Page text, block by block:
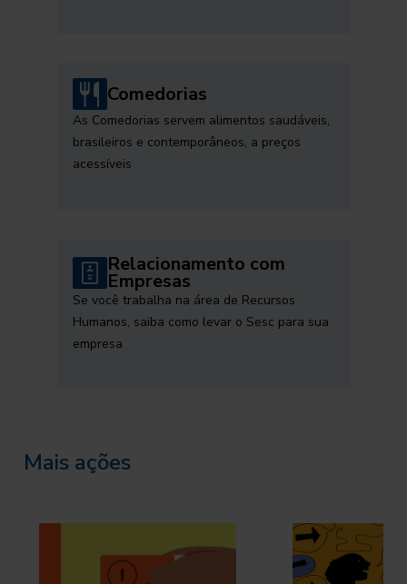
Comedorias
As Comedorias servem alimentos saudáveis,
brasileiros e contemporâneos, a preços
acessíveis
Relacionamento com
Empresas
Se você trabalha na área de Recursos
Humanos, saiba como levar o Sesc para sua
empresa
Mais ações